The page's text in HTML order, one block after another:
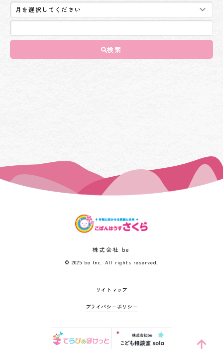
検索
株式会社 be
© 2025 be Inc. All rights reserved.
サイトマップ
プライバシーポリシー